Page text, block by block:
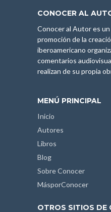
CONOCER AL
Conocer al Autor es
promoción de la
iberoamericano
comentarios
realizan de su propia
MENÚ PRINCIPAL
Inicio
Autores
Libros
Blog
Sobre Conocer
MásporConocer
OTROS SITIOS DE